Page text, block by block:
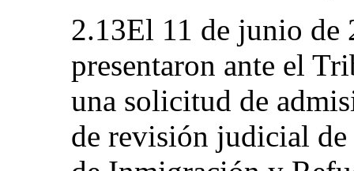
2.13El 11 de junio de
presentaron ante el
una solicitud de
de revisión judicial